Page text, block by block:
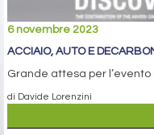
6 novembre 2023
ACCIAIO, AUTO E
Grande attesa per l’evento
di Davide Lorenzini